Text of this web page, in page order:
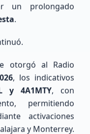
a nivel nacional
Ver Directorio
un prolongado
.
otorgó al Radio
, los indicativos
y 4A1MTY, con
permitiendo
activaciones
y Monterrey.